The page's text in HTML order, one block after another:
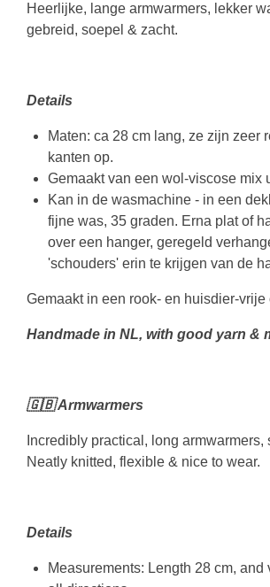
Heerlijke, lange armwarmers, lekker
gebreid, soepel & zacht.
Details
Maten: ca 28 cm lang, ze zijn zeer
kanten op.
Gemaakt van een wol-viscose mix
Kan in de wasmachine - in een
fijne was, 35 graden. Erna plat of
over een hanger, geregeld
'schouders' erin te krijgen van de
Gemaakt in een rook- en huisdier-vrije
Handmade in NL, with good yarn &
🇬🇧 Armwarmers
Incredibly practical, long armwarmers,
Neatly knitted, flexible & nice to wear.
Details
Measurements: Length 28 cm, and